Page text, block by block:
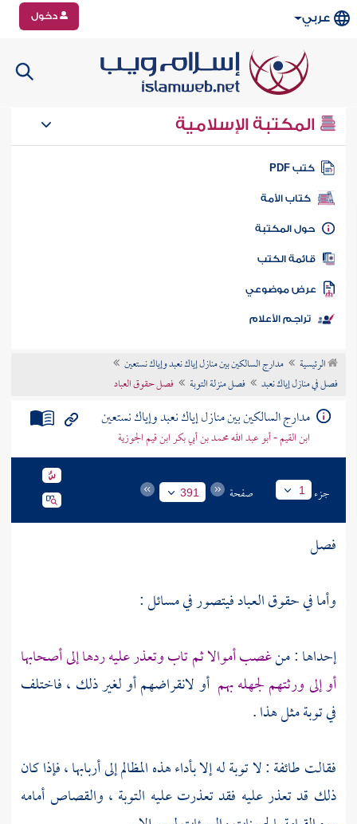
عربي دخول
المكتبة الإسلامية
كتب PDF
كتاب الأمة
المكتبة
الكتب
موضوعي
تراجم الأعلام
الرئيسية
مدارج السالكين بين منازل إياك نعبد وإياك نستعين
فصل في منازل إياك نعبد
فصل منزلة التوبة فصل حقوق العباد
مدارج السالكين بين منازل إياك نعبد وإياك نستعين
ابن القيم - أبو عبد الله محمد بن أبي بكر ابن قيم الجوزية
جزء 1 صفحة 391
فصل
وأما في حقوق العباد فيتصور في مسائل :
إحداها : منغصب أموالا ثم تاب وتعذر عليه ردها إلى أصحابها
أو إلى ورثتهم لجهله بهم أو لانقراضهم أو لغير ذلك ، فاختلف
في توبة مثل هذا .
فقالت طائفة : لا توبة له إلا بأداء هذه المظالم إلى أربابها ، فإذا كان
ذلك قد تعذر عليه فقد تعذرت عليه التوبة ، والقصاص أمامه